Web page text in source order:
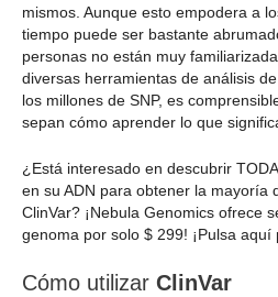
mismos. Aunque esto empodera a
tiempo puede ser bastante
personas no están muy
diversas herramientas de análisis
los millones de SNP, es
sepan cómo aprender lo que
¿Está interesado en descubrir
en su ADN para obtener la mayoría
ClinVar? ¡Nebula Genomics ofrece
genoma por solo $ 299! ¡Pulsa aquí
Cómo utilizar ClinVar